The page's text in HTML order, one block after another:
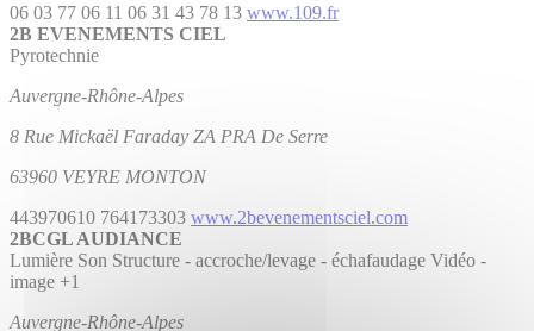
06 03 77 06 11 06 31 43 78 13 www.109.fr
2B EVENEMENTS CIEL
Pyrotechnie
Auvergne-Rhône-Alpes
8 Rue Mickaël Faraday ZA PRA De Serre
63960 VEYRE MONTON
443970610 764173303 www.2bevenementsciel.com
2BCGL AUDIANCE
Lumière Son Structure - accroche/levage - échafaudage Vidéo -
image +1
Auvergne-Rhône-Alpes